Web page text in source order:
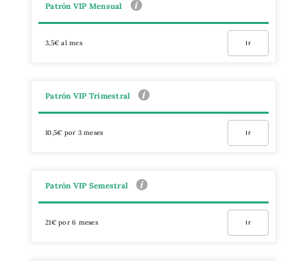
Patrón VIP Mensual
3,5€ al mes Ir
Patrón VIP Trimestral
10,5€ por 3 meses Ir
Patrón VIP Semestral
21€ por 6 meses Ir